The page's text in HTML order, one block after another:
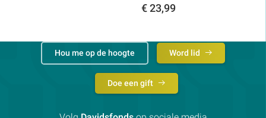
€ 23,99
Hou me op de hoogte Word lid
Doe een gift